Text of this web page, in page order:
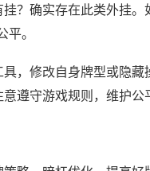
？确实存在此类外挂。
。
，修改自身牌型或隐藏
遵守游戏规则，维护公